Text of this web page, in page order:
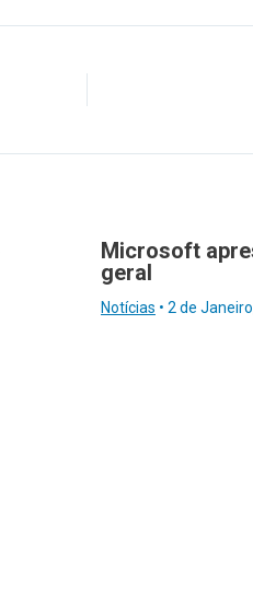
Microsoft
geral
Notícias • 2 de